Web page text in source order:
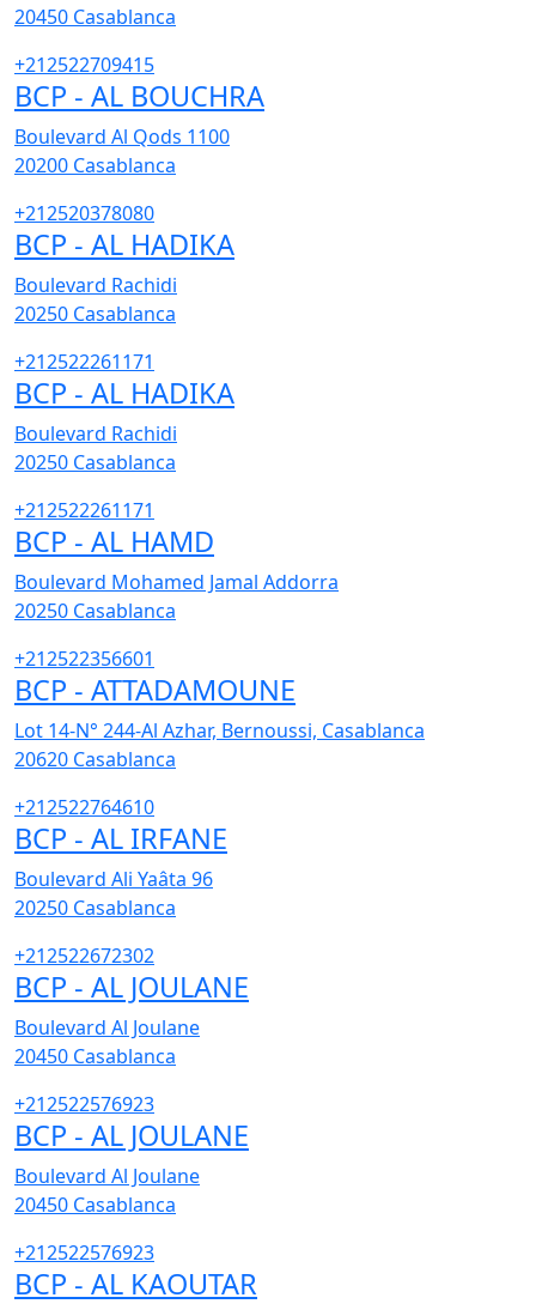
20450 Casablanca
+212522709415
BCP - AL BOUCHRA
Boulevard Al Qods 1100
20200 Casablanca
+212520378080
BCP - AL HADIKA
Boulevard Rachidi
20250 Casablanca
+212522261171
BCP - AL HADIKA
Boulevard Rachidi
20250 Casablanca
+212522261171
BCP - AL HAMD
Boulevard Mohamed Jamal Addorra
20250 Casablanca
+212522356601
BCP - ATTADAMOUNE
Lot 14-N° 244-Al Azhar, Bernoussi, Casablanca
20620 Casablanca
+212522764610
BCP - AL IRFANE
Boulevard Ali Yaâta 96
20250 Casablanca
+212522672302
BCP - AL JOULANE
Boulevard Al Joulane
20450 Casablanca
+212522576923
BCP - AL JOULANE
Boulevard Al Joulane
20450 Casablanca
+212522576923
BCP - AL KAOUTAR